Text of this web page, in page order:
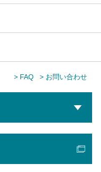
> FAQ > お問い合わせ